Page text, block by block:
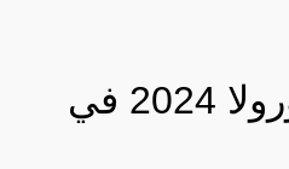
أسعار تويوتا كورولا 2024 في